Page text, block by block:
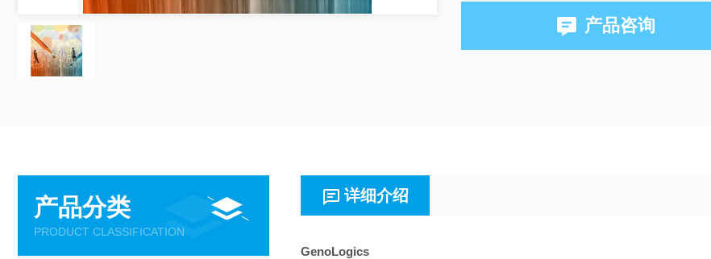
产品咨询
产品分类
PRODUCT CLASSIFICATION
详细介绍
GenoLogics